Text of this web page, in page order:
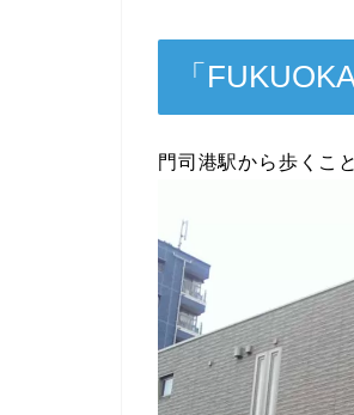
「
門司港駅から歩くこ